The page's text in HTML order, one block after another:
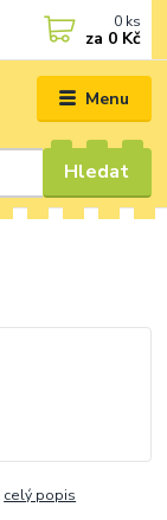
Menu
Hledat
0 ks
za 0 Kč
celý popis